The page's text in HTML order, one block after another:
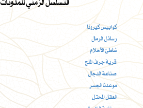
كوابيس كيرونا
رسائل الرمال
شاطئ الأحلام
قرية جرف الملح
صناعة الدجال
موعدنا الجسر
العقل المحتل